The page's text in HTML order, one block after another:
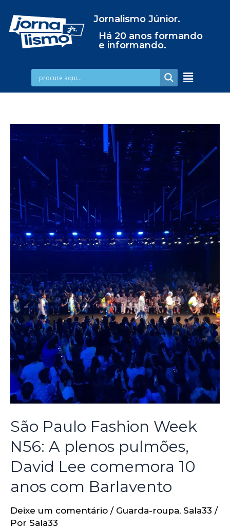
Jornalismo Júnior.
Há 20 anos formando
e informando.
São Paulo Fashion Week
N56: A plenos pulmões,
David Lee comemora 10
anos com Barlavento
Deixe um comentário / Guarda-roupa, Sala33 /
Por Sala33